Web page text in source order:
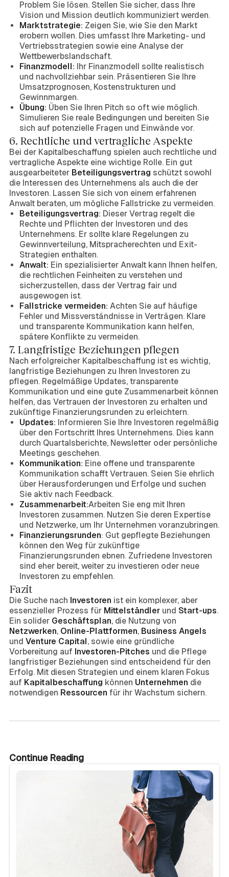
Problem Sie lösen. Stellen Sie sicher, dass Ihre
Vision und Mission deutlich kommuniziert werden.
Marktstrategie: Zeigen Sie, wie Sie den Markt
erobern wollen. Dies umfasst Ihre Marketing- und
Vertriebsstrategien sowie eine Analyse der
Wettbewerbslandschaft.
Finanzmodell: Ihr Finanzmodell sollte realistisch
und nachvollziehbar sein. Präsentieren Sie Ihre
Umsatzprognosen, Kostenstrukturen und
Gewinnmargen.
Übung: Üben Sie Ihren Pitch so oft wie möglich.
Simulieren Sie reale Bedingungen und bereiten Sie
sich auf potenzielle Fragen und Einwände vor.
6. Rechtliche und vertragliche Aspekte
Bei der Kapitalbeschaffung spielen auch rechtliche und
vertragliche Aspekte eine wichtige Rolle. Ein gut
ausgearbeiteter Beteiligungsvertrag schützt sowohl
die Interessen des Unternehmens als auch die der
Investoren. Lassen Sie sich von einem erfahrenen
Anwalt beraten, um mögliche Fallstricke zu vermeiden.
Beteiligungsvertrag: Dieser Vertrag regelt die
Rechte und Pflichten der Investoren und des
Unternehmens. Er sollte klare Regelungen zu
Gewinnverteilung, Mitspracherechten und Exit-
Strategien enthalten.
Anwalt: Ein spezialisierter Anwalt kann Ihnen helfen,
die rechtlichen Feinheiten zu verstehen und
sicherzustellen, dass der Vertrag fair und
ausgewogen ist.
Fallstricke vermeiden: Achten Sie auf häufige
Fehler und Missverständnisse in Verträgen. Klare
und transparente Kommunikation kann helfen,
spätere Konflikte zu vermeiden.
7. Langfristige Beziehungen pflegen
Nach erfolgreicher Kapitalbeschaffung ist es wichtig,
langfristige Beziehungen zu Ihren Investoren zu
pflegen. Regelmäßige Updates, transparente
Kommunikation und eine gute Zusammenarbeit können
helfen, das Vertrauen der Investoren zu erhalten und
zukünftige Finanzierungsrunden zu erleichtern.
Updates: Informieren Sie Ihre Investoren regelmäßig
über den Fortschritt Ihres Unternehmens. Dies kann
durch Quartalsberichte, Newsletter oder persönliche
Meetings geschehen.
Kommunikation: Eine offene und transparente
Kommunikation schafft Vertrauen. Seien Sie ehrlich
über Herausforderungen und Erfolge und suchen
Sie aktiv nach Feedback.
Zusammenarbeit:Arbeiten Sie eng mit Ihren
Investoren zusammen. Nutzen Sie deren Expertise
und Netzwerke, um Ihr Unternehmen voranzubringen.
Finanzierungsrunden: Gut gepflegte Beziehungen
können den Weg für zukünftige
Finanzierungsrunden ebnen. Zufriedene Investoren
sind eher bereit, weiter zu investieren oder neue
Investoren zu empfehlen.
Fazit
Die Suche nach Investoren ist ein komplexer, aber
essenzieller Prozess für Mittelständler und Start-ups.
Ein solider Geschäftsplan, die Nutzung von
Netzwerken, Online-Plattformen, Business Angels
und Venture Capital, sowie eine gründliche
Vorbereitung auf Investoren-Pitches und die Pflege
langfristiger Beziehungen sind entscheidend für den
Erfolg. Mit diesen Strategien und einem klaren Fokus
auf Kapitalbeschaffung können Unternehmen die
notwendigen Ressourcen für ihr Wachstum sichern.
Continue Reading